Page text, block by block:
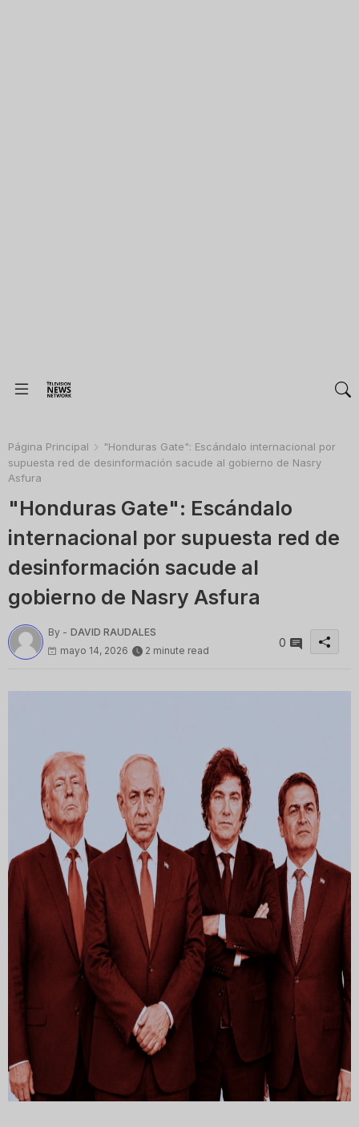
Página Principal
"Honduras Gate": Escándalo internacional por
supuesta red de desinformación sacude al gobierno de Nasry
Asfura
"Honduras Gate": Escándalo
internacional por supuesta red de
desinformación sacude al
gobierno de Nasry Asfura
By - DAVID RAUDALES
mayo 14, 2026
2 minute read
0